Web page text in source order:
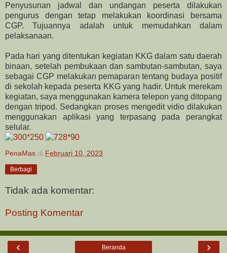
Penyusunan jadwal dan undangan peserta dilakukan
pengurus dengan tetap melakukan koordinasi bersama
CGP. Tujuannya adalah untuk memudahkan dalam
pelaksanaan.
Pada hari yang ditentukan kegiatan KKG dalam satu daerah
binaan, setelah pembukaan dan sambutan-sambutan, saya
sebagai CGP melakukan pemaparan tentang budaya positif
di sekolah kepada peserta KKG yang hadir. Untuk merekam
kegiatan, saya menggunakan kamera telepon yang ditopang
dengan tripod. Sedangkan proses mengedit vidio dilakukan
menggunakan aplikasi yang terpasang pada perangkat
selular.
PenaMas di Februari 10, 2023
Berbagi
Tidak ada komentar:
Posting Komentar
‹ ›
Beranda